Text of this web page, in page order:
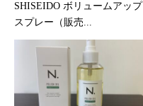
SHISEIDO ボリュームアップ
スプレー（販売...